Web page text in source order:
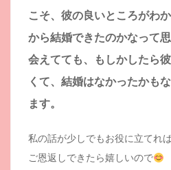
こそ、彼の良いところがわ
から結婚できたのかなって
会えてても、もしかしたら
くて、結婚はなかったかも
ます。
私の話が少しでもお役に立てれ
ご恩返しできたら嬉しいので